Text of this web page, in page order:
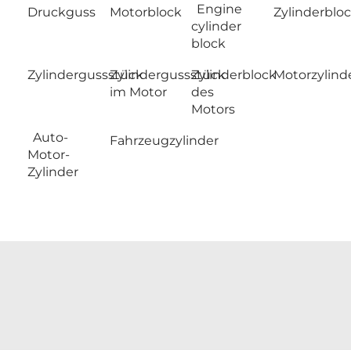
Druckguss Motorblock
Engine
cylinder
block
ZylindergussstückZylindergussstück
im Motor
Zylinderblock
des
Motors
Auto-
Motor-
Zylinder
Fahrzeugzylinder